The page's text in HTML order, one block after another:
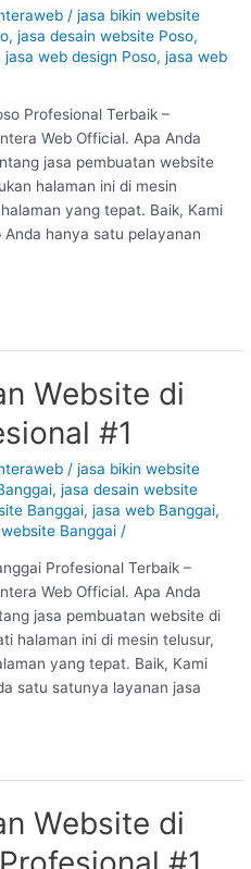
/jasa bikin website
,jasa desain website Poso,
jasa web design Poso,jasa web
Profesional Terbaik –
Web Official. Apa Anda
jasa pembuatan website
halaman ini di mesin
yang tepat. Baik, Kami
hanya satu pelayanan
Website di
#1
/jasa bikin website
,jasa desain website
Banggai,jasa web Banggai,
Banggai /
Profesional Terbaik –
Web Official. Apa Anda
jasa pembuatan website di
halaman ini di mesin telusur,
yang tepat. Baik, Kami
satu satunya layanan jasa
Website di